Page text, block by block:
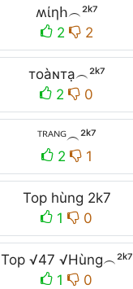
ʍίηհ︵²ᵏ⁷
2
2
тoàɴтạ︵²ᵏ⁷
2
0
ᵀᴿᴬᴺᴳ︵²ᵏ⁷
2
1
Top hùng 2k7
1
0
Top √47 √Hùng︵²ᵏ⁷
1
0